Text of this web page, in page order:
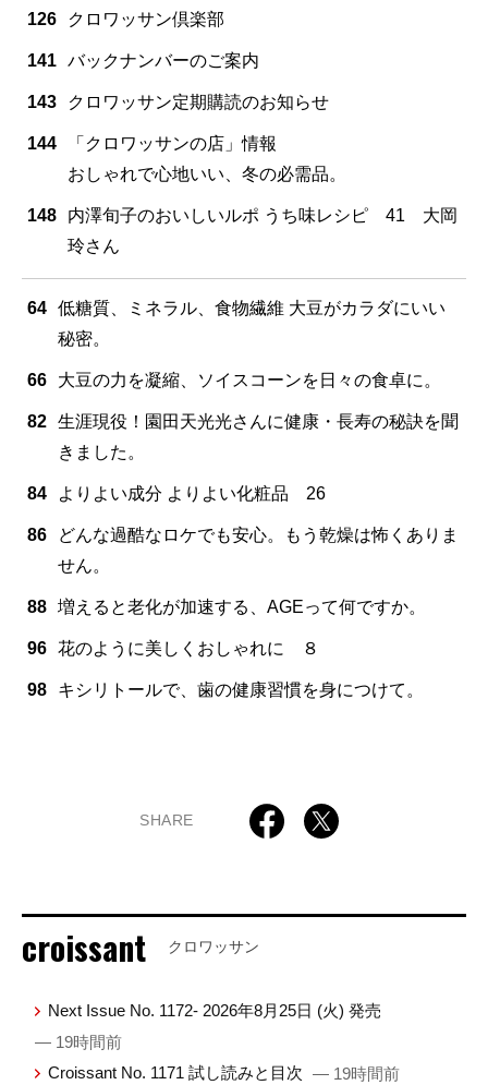
126 クロワッサン倶楽部
141 バックナンバーのご案内
143 クロワッサン定期購読のお知らせ
144
「クロワッサンの店」情報
おしゃれで心地いい、冬の必需品。
148
内澤旬子のおいしいルポ うち味レシピ 41 大岡
玲さん
64 低糖質、ミネラル、食物繊維 大豆がカラダにいい
秘密。
66 大豆の力を凝縮、ソイスコーンを日々の食卓に。
82 生涯現役！園田天光光さんに健康・長寿の秘訣を聞
きました。
84 よりよい成分 よりよい化粧品 26
86
どんな過酷なロケでも安心。もう乾燥は怖くありま
せん。
88 増えると老化が加速する、AGEって何ですか。
96 花のように美しくおしゃれに ８
98 キシリトールで、歯の健康習慣を身につけて。
SHARE
croissant クロワッサン
Next Issue No. 1172- 2026年8月25日 (火) 発売
— 19時間前
Croissant No. 1171 試し読みと目次 — 19時間前